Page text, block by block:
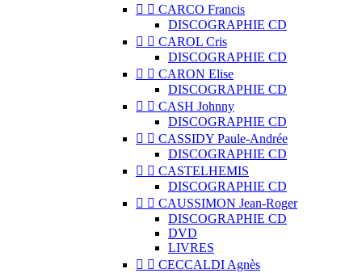
  CARCO Francis
DISCOGRAPHIE CD
  CAROL Cris
DISCOGRAPHIE CD
  CARON Elise
DISCOGRAPHIE CD
  CASH Johnny
DISCOGRAPHIE CD
  CASSIDY Paule-Andrée
DISCOGRAPHIE CD
  CASTELHEMIS
DISCOGRAPHIE CD
  CAUSSIMON Jean-Roger
DISCOGRAPHIE CD
DVD
LIVRES
  CECCALDI Agnès